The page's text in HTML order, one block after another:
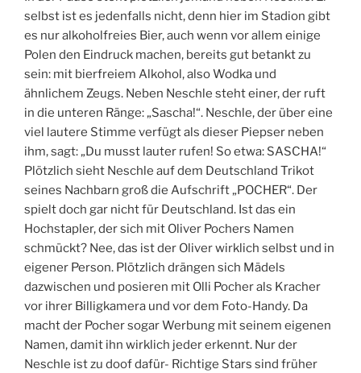
selbst ist es jedenfalls nicht, denn hier im Stadion gibt
es nur alkoholfreies Bier, auch wenn vor allem einige
Polen den Eindruck machen, bereits gut betankt zu
sein: mit bierfreiem Alkohol, also Wodka und
ähnlichem Zeugs. Neben Neschle steht einer, der ruft
in die unteren Ränge: „Sascha!“. Neschle, der über eine
viel lautere Stimme verfügt als dieser Piepser neben
ihm, sagt: „Du musst lauter rufen! So etwa: SASCHA!“
Plötzlich sieht Neschle auf dem Deutschland Trikot
seines Nachbarn groß die Aufschrift „POCHER“. Der
spielt doch gar nicht für Deutschland. Ist das ein
Hochstapler, der sich mit Oliver Pochers Namen
schmückt? Nee, das ist der Oliver wirklich selbst und in
eigener Person. Plötzlich drängen sich Mädels
dazwischen und posieren mit Olli Pocher als Kracher
vor ihrer Billigkamera und vor dem Foto-Handy. Da
macht der Pocher sogar Werbung mit seinem eigenen
Namen, damit ihn wirklich jeder erkennt. Nur der
Neschle ist zu doof dafür- Richtige Stars sind früher